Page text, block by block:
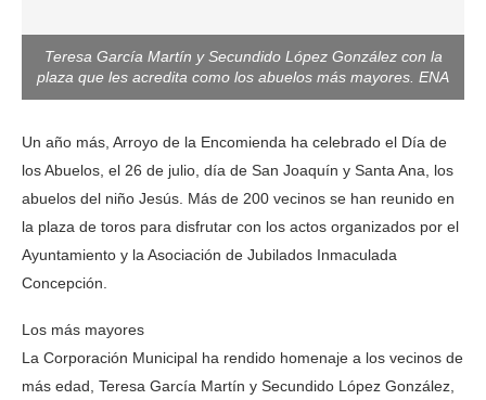
Teresa García Martín y Secundido López González con la
plaza que les acredita como los abuelos más mayores. ENA
Un año más, Arroyo de la Encomienda ha celebrado el Día de
los Abuelos, el 26 de julio, día de San Joaquín y Santa Ana, los
abuelos del niño Jesús. Más de 200 vecinos se han reunido en
la plaza de toros para disfrutar con los actos organizados por el
Ayuntamiento y la Asociación de Jubilados Inmaculada
Concepción.
Los más mayores
La Corporación Municipal ha rendido homenaje a los vecinos de
más edad, Teresa García Martín y Secundido López González,